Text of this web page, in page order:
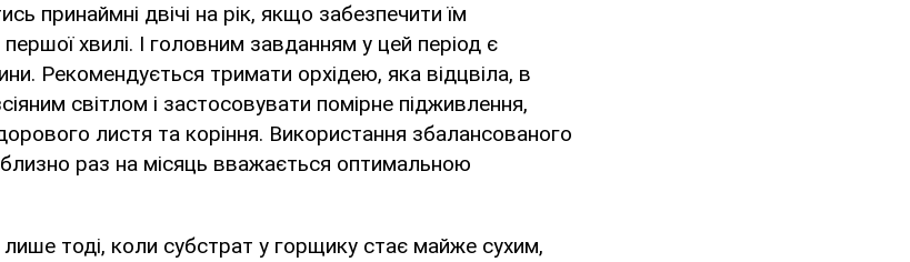
принаймні двічі на рік, якщо забезпечити їм
хвилі. І головним завданням у цей період є
Рекомендується тримати орхідею, яка відцвіла, в
світлом і застосовувати помірне підживлення,
листя та коріння. Використання збалансованого
раз на місяць вважається оптимальною
тоді, коли субстрат у горщику стає майже сухим,